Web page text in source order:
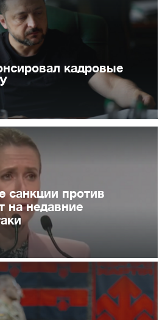
кадровые
санкции против
на недавние